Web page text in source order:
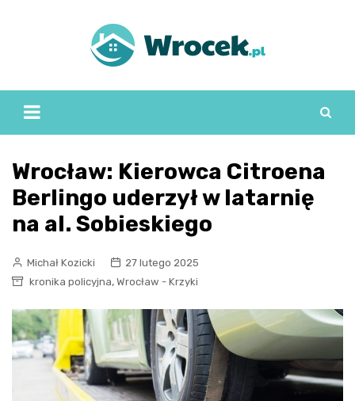
Wrocław: Kierowca Citroena
Berlingo uderzył w latarnię
na al. Sobieskiego
Michał Kozicki
27 lutego 2025
kronika policyjna, Wrocław - Krzyki